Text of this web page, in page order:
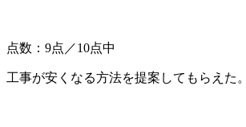
点数：9点／10点中
工事が安くなる方法を提案してもらえた。